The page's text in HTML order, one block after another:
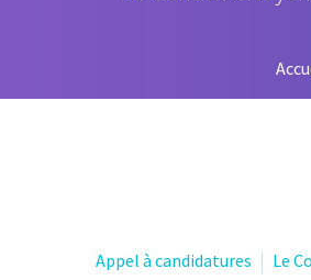
Appel à candidatures Le